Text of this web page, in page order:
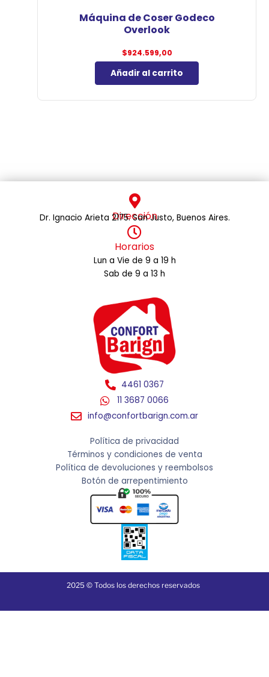
Máquina de Coser Godeco
Overlook
$924.599,00
Añadir al carrito
Dirección
Dr. Ignacio Arieta 2175. San Justo, Buenos Aires.
Horarios
Lun a Vie de 9 a 19 h
Sab de 9 a 13 h
4461 0367
11 3687 0066
info@confortbarign.com.ar
Política de privacidad
Términos y condiciones de venta
Política de devoluciones y reembolsos
Botón de arrepentimiento
2025 © Todos los derechos reservados